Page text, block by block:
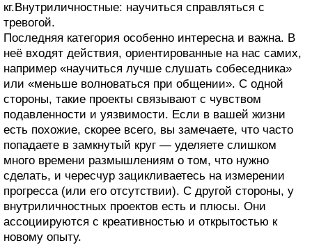
кг.Внутриличностные: научиться справляться с
тревогой.
Последняя категория особенно интересна и важна. В
неё входят действия, ориентированные на нас самих,
например «научиться лучше слушать собеседника»
или «меньше волноваться при общении». С одной
стороны, такие проекты связывают с чувством
подавленности и уязвимости. Если в вашей жизни
есть похожие, скорее всего, вы замечаете, что часто
попадаете в замкнутый круг — уделяете слишком
много времени размышлениям о том, что нужно
сделать, и чересчур зацикливаетесь на измерении
прогресса (или его отсутствии). С другой стороны, у
внутриличностных проектов есть и плюсы. Они
ассоциируются с креативностью и открытостью к
новому опыту.